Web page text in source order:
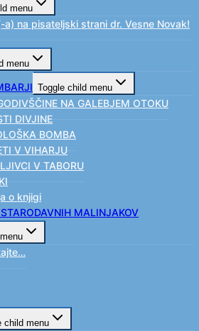
menu
a) na pisateljski strani dr. Vesne Novak!
menu
Toggle child menu
NA GALEBJEM OTOKU
DIVJINE
BOMBA
V VIHARJU
V TABORU
o knjigi
MALINJAKOV
child menu